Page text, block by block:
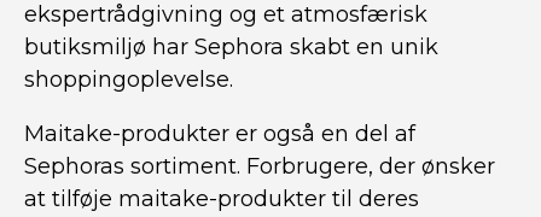
ekspertrådgivning og et atmosfærisk
butiksmiljø har Sephora skabt en unik
shoppingoplevelse.
Maitake-produkter er også en del af
Sephoras sortiment. Forbrugere, der ønsker
at tilføje maitake-produkter til deres